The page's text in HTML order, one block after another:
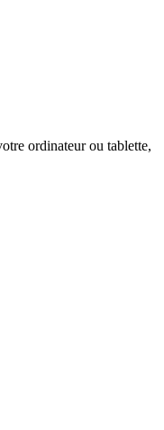
ordinateur ou tablette,